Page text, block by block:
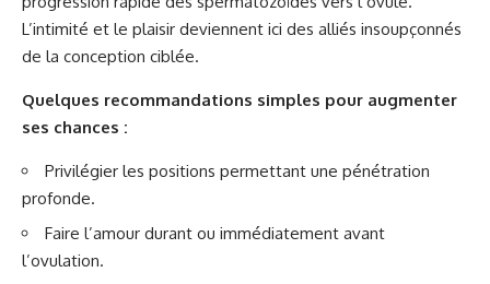
L’intimité et le plaisir deviennent ici des alliés insoupçonnés
de la conception ciblée.
Quelques recommandations simples pour augmenter
ses chances :
Privilégier les positions permettant une pénétration
profonde.
Faire l’amour durant ou immédiatement avant
l’ovulation.